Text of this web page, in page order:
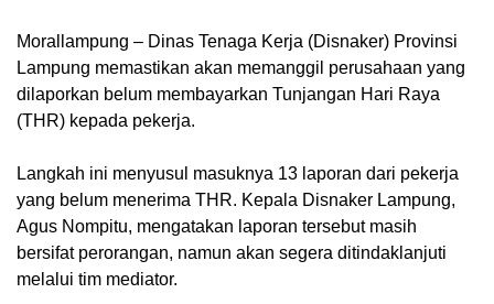
Morallampung – Dinas Tenaga Kerja (Disnaker) Provinsi
Lampung memastikan akan memanggil perusahaan yang
dilaporkan belum membayarkan Tunjangan Hari Raya
(THR) kepada pekerja.
Langkah ini menyusul masuknya 13 laporan dari pekerja
yang belum menerima THR. Kepala Disnaker Lampung,
Agus Nompitu, mengatakan laporan tersebut masih
bersifat perorangan, namun akan segera ditindaklanjuti
melalui tim mediator.